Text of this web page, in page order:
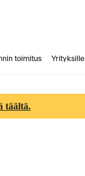
toimitus Yrityksille
täältä.